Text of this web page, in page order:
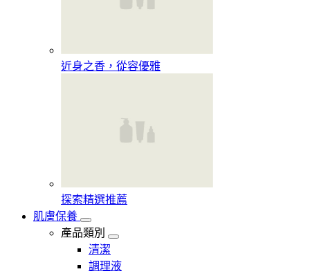
近身之香，從容優雅
探索精選推薦
肌膚保養
產品類別
清潔
調理液